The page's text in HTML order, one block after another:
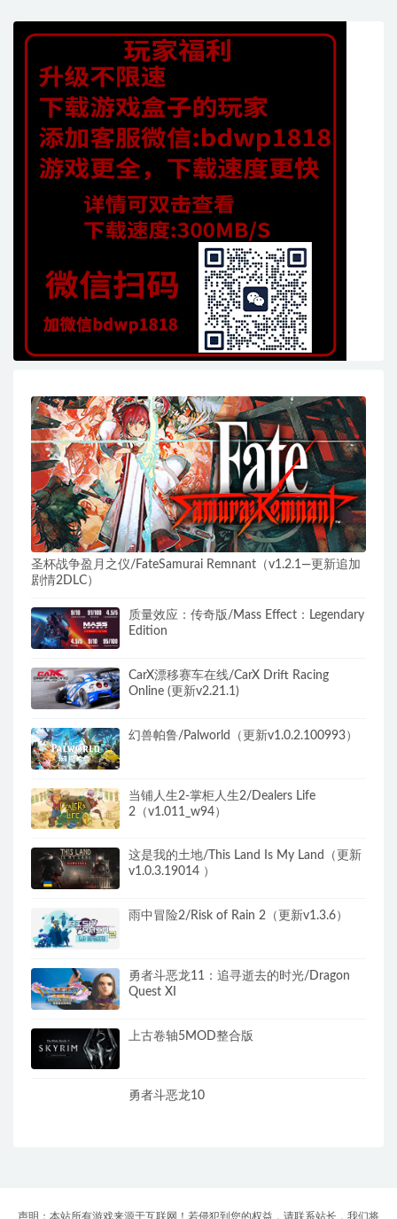
圣杯战争盈月之仪/FateSamurai Remnant（v1.2.1—更新追加
剧情2DLC）
质量效应：传奇版/Mass Effect：Legendary
Edition
CarX漂移赛车在线/CarX Drift Racing
Online (更新v2.21.1)
幻兽帕鲁/Palworld（更新v1.0.2.100993）
当铺人生2-掌柜人生2/Dealers Life
2（v1.011_w94）
这是我的土地/This Land Is My Land（更新
v1.0.3.19014 ）
雨中冒险2/Risk of Rain 2（更新v1.3.6）
勇者斗恶龙11：追寻逝去的时光/Dragon
Quest XI
上古卷轴5MOD整合版
勇者斗恶龙10
声明：本站所有游戏来源于互联网！若侵犯到您的权益，请联系站长，我们将